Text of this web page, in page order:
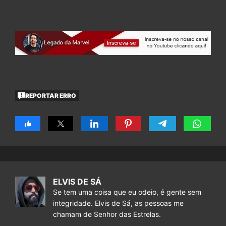
REPORTAR ERRO
ELVIS DE SÁ
Se tem uma coisa que eu odeio, é gente sem
integridade. Elvis de Sá, as pessoas me
chamam de Senhor das Estrelas.